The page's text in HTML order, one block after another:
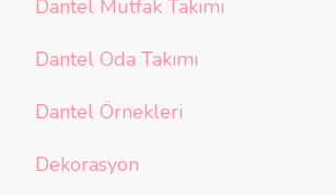
Dantel Mutfak Takımı
Dantel Oda Takımı
Dantel Örnekleri
Dekorasyon